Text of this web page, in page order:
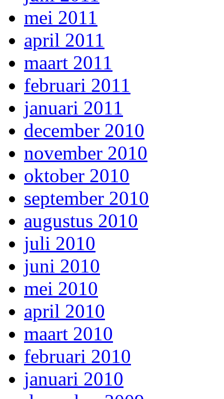
mei 2011
april 2011
maart 2011
februari 2011
januari 2011
december 2010
november 2010
oktober 2010
september 2010
augustus 2010
juli 2010
juni 2010
mei 2010
april 2010
maart 2010
februari 2010
januari 2010